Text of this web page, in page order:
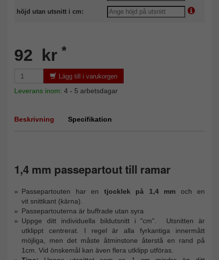
höjd utan utsnitt i cm:
92 kr *
Lägg till i varukorgen
Leverans inom: 4 - 5 arbetsdagar
Beskrivning Specifikation
1,4 mm passepartout till ramar
Passepartouten har en tjocklek på 1,4 mm och en
vit snittkant (kärna).
Passepartouterna är buffrade utan syra
Uppge ditt individuella bildutsnitt i "cm". Utsnitten är
utklippt centrerat. I regel är alla fyrkantiga innermått
möjliga, men det måste åtminstone återstå en rand på
1cm. Vid önskemål kan även flera utklipp utföras.